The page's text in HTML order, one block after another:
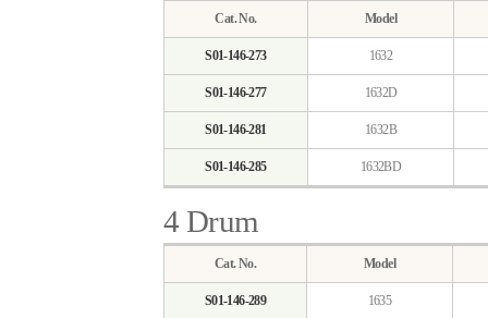
Cat. No. Model
S01-146-273 1632
S01-146-277 1632D
S01-146-281 1632B
S01-146-285 1632BD
4 Drum
Cat. No. Model
S01-146-289 1635